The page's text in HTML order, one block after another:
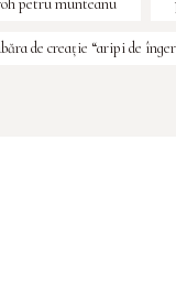
petru munteanu
de creaţie “aripi de